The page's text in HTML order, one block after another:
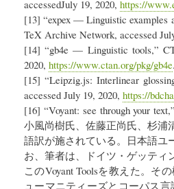
accessedJuly 19, 2020, https://
[13] “expex — Linguistic examples
TeX Archive Network, accessed
[14] “gb4e — Linguistic tools,”
2020, https://www.ctan.org/pkg/gb4e.
[15] “Leipzig.js: Interlinear
accessed July 19, 2020, https://
[16] “Voyant: see through your
小風尚樹氏、佐藤正尚氏、杉浦
語訳が施されている。日本語ユ
お、筆者は、ドイツ・ゲッティ
このVoyant Toolsを教えた。そ
ューマニティーズとコーパス